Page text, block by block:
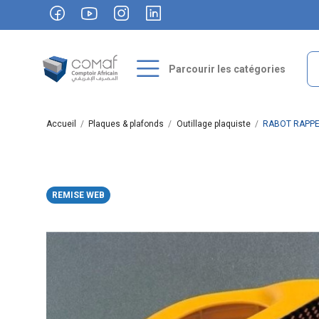
Parcourir les catégories
Accueil Plaques & plafonds Outillage plaquiste RABOT
REMISE WEB